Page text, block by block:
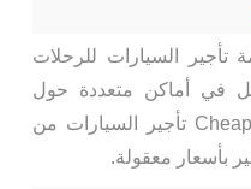
تأجير السيارات للرحلات
في أماكن متعددة حول
العالم. يوفر Cheapoair تأجير السيارات من
بأسعار معقولة.